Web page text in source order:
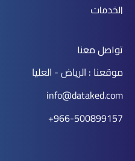
الخدمات
تواصل معنا
موقعنا : الرياض - العليا
info@dataked.com
966-500899157+